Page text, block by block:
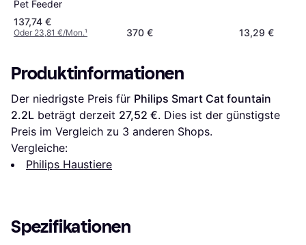
Pet Feeder
137,74 €
Oder 23,81 €/Mon.¹ 370 € 13,29 €
Produktinformationen
Der niedrigste Preis für Philips Smart Cat fountain
2.2L beträgt derzeit 27,52 €. Dies ist der günstigste
Preis im Vergleich zu 3 anderen Shops.
Vergleiche:
Philips Haustiere
Spezifikationen